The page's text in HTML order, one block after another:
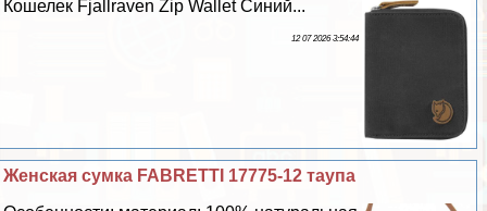
Кошелек Fjallraven Zip Wallet Синий...
12 07 2026 3:54:44
Женская сумка FABRETTI 17775-12 таупа